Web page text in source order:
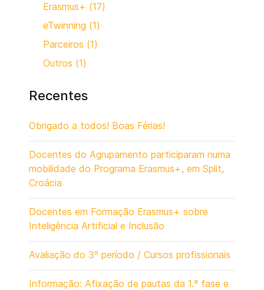
Erasmus+ (17)
eTwinning (1)
Parceiros (1)
Outros (1)
Recentes
Obrigado a todos! Boas Férias!
Docentes do Agrupamento participaram numa
mobilidade do Programa Erasmus+, em Split,
Croácia
Docentes em Formação Erasmus+ sobre
Inteligência Artificial e Inclusão
Avaliação do 3º período / Cursos profissionais
Informação: Afixação de pautas da 1.ª fase e